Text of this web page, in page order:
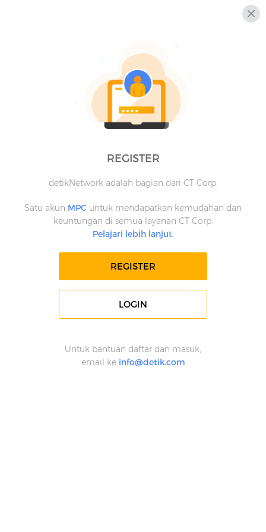
REGISTER
detikNetwork adalah bagian dari CT Corp.
Satu akun MPC untuk mendapatkan kemudahan dan
keuntungan di semua layanan CT Corp.
Pelajari lebih lanjut.
REGISTER
LOGIN
Untuk bantuan daftar dan masuk,
email ke info@detik.com